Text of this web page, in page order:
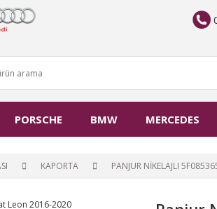
PORSCHE BMW MERCEDES
KAPORTA PANJUR NIKELAJLI